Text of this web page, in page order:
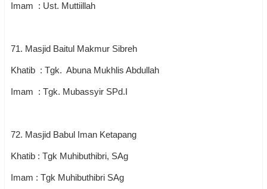
Imam : Ust. Muttiillah
71. Masjid Baitul Makmur Sibreh
Khatib : Tgk. Abuna Mukhlis Abdullah
Imam : Tgk. Mubassyir SPd.I
72. Masjid Babul Iman Ketapang
Khatib : Tgk Muhibuthibri, SAg
Imam : Tgk Muhibuthibri SAg